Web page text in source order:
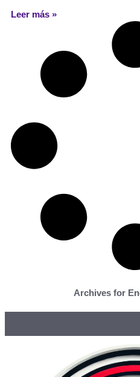
Leer más »
Archives for